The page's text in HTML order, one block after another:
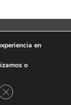
de Privacidad
tampoco está
forma
en
o
Cerrar el banner de